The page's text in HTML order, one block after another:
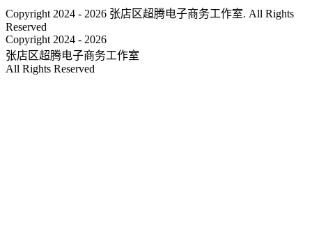
Copyright 2024 - 2026 张店区超腾电子商务工作室. All Rights
Reserved
Copyright 2024 - 2026
张店区超腾电子商务工作室
All Rights Reserved